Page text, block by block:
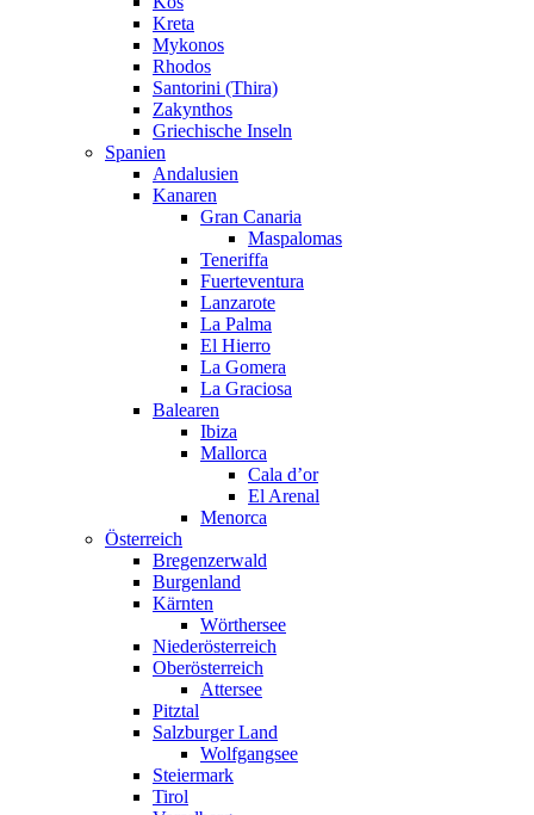
Kreta
Mykonos
Rhodos
Santorini (Thira)
Zakynthos
Griechische Inseln
Spanien
Andalusien
Kanaren
Gran Canaria
Maspalomas
Teneriffa
Fuerteventura
Lanzarote
La Palma
El Hierro
La Gomera
La Graciosa
Balearen
Ibiza
Mallorca
Cala d’or
El Arenal
Menorca
Österreich
Bregenzerwald
Burgenland
Kärnten
Wörthersee
Niederösterreich
Oberösterreich
Attersee
Pitztal
Salzburger Land
Wolfgangsee
Steiermark
Tirol